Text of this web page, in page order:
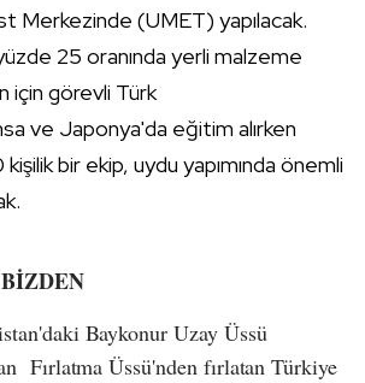
Merkezinde (UMET) yapılacak.
25 oranında yerli malzeme
için görevli Türk
ve Japonya'da eğitim alırken
bir ekip, uydu yapımında önemli
Baykonur Uzay Üssü
Fırlatma Üssü'nden fırlatan Türkiye